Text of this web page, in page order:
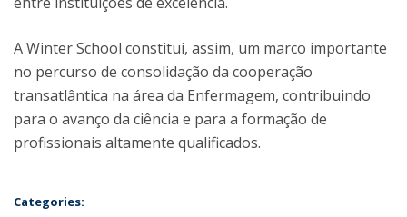
A Winter School constitui, assim, um marco importante
no percurso de consolidação da cooperação
transatlântica na área da Enfermagem, contribuindo
para o avanço da ciência e para a formação de
profissionais altamente qualificados.
Categories: